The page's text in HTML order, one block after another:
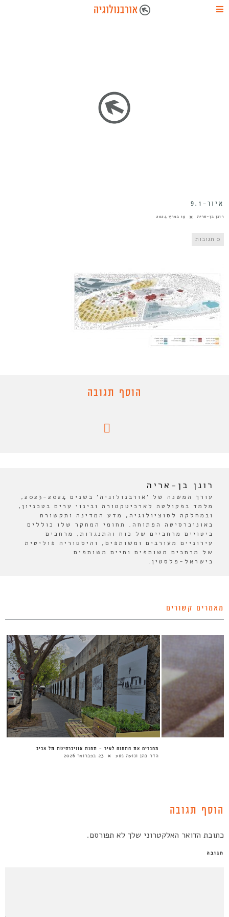
איור-9.1
רונן בן-אריה 19 במרץ 2024
0 תגובות
הוסף תגובה
רונן בן-אריה
עורך המשנה של 'אורבנולוגיה' בשנים 2023-2024,
מלמד בפקולטה לארכיטקטורה ובינוי ערים בטכניון,
ובמחלקה לסוציולוגיה, מדע המדינה ותקשורת
באוניברסיטה הפתוחה. תחומי המחקר שלו כוללים
ביטויים מרחביים של כוח והתנגדות, מרחבים
עירוניים מעורבים ומשותפים, והיסטוריה פוליטית
של מרחבים משותפים וחיים משותפים
בישראל-פלסטין.
מאמרים קשורים
מחברים את התחנה לעיר – תחנת אוניברסיטת תל אביב
הדר כהן ונועה נטע 23 בפברואר 2026
הוסף תגובה
כתובת הדואר האלקטרוני שלך לא תפורסם.
תגובה